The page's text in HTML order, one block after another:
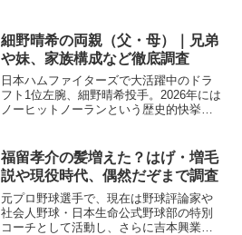
ると宿泊先やホテルって気になりますよ
ね。そこで今回は、...
細野晴希の両親（父・母）｜兄弟
や妹、家族構成など徹底調査
日本ハムファイターズで大活躍中のドラ
フト1位左腕、細野晴希投手。2026年には
ノーヒットノーランという歴史的快挙も
ご両親はどんな方なのか、兄弟はいるの
かなど、プライベー...
福留孝介の髪増えた？はげ・増毛
説や現役時代、偶然だぞまで調査
元プロ野球選手で、現在は野球評論家や
社会人野球・日本生命公式野球部の特別
コーチとして活動し、さらに吉本興業所